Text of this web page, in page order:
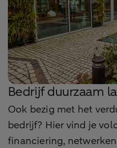
Bedrijf duurzaam
Ook bezig met het
bedrijf? Hier vind je
financiering,